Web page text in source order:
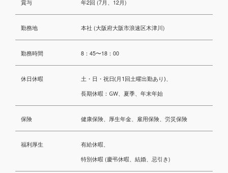
賞与
勤務地
勤務時間
休日休暇
保険
福利厚生
年2回 (7月、12月)
本社 (大阪府大阪市浪速区木津川)
8：45〜18：00
土・日・祝日(月1回土曜出勤あり)、
長期休暇：GW、夏季、年末年始
健康保険、厚生年金、雇用保険、労災保険
有給休暇、
特別休暇(慶弔休暇、結婚、忌引き)